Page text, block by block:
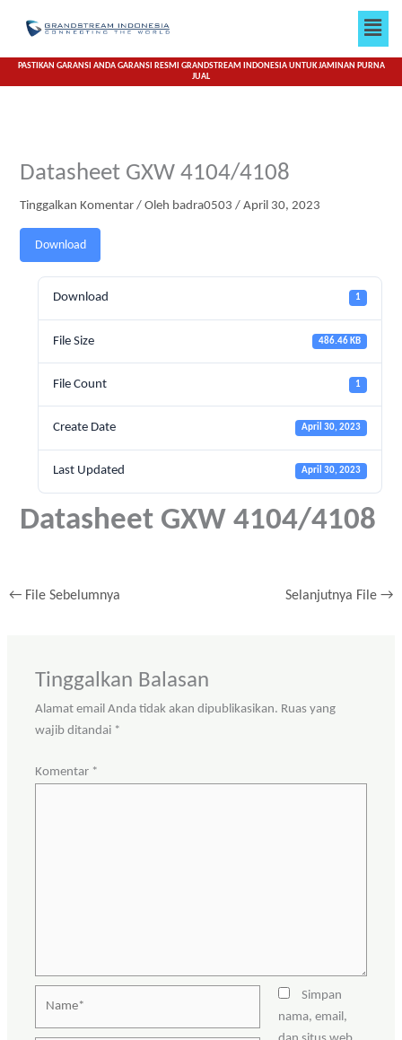
PASTIKAN GARANSI ANDA GARANSI RESMI GRANDSTREAM INDONESIA UNTUK JAMINAN PURNA
JUAL
Datasheet GXW 4104/4108
Tinggalkan Komentar / Oleh badra0503/April 30, 2023
Download
Download 1
File Size 486.46 KB
File Count 1
Create Date April 30, 2023
Last Updated April 30, 2023
Datasheet GXW 4104/4108
←File Sebelumnya Selanjutnya File→
Tinggalkan Balasan
Alamat email Anda tidak akan dipublikasikan. Ruas yang
wajib ditandai *
Komentar *
Simpan
nama, email,